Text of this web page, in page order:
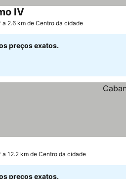
IV
a 2.6 km de Centro da cidade
preços exatos.
a 12.2 km de Centro da cidade
preços exatos.